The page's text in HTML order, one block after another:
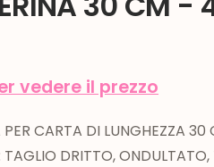
vedere il prezzo
PER CARTA DI LUNGHEZZA
TAGLIO DRITTO,